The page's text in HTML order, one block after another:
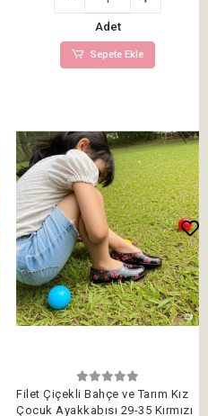
Adet
Sepete Ekle
Filet Çiçekli Bahçe ve Tarım Kız
Çocuk Ayakkabısı 29-35 Kırmızı